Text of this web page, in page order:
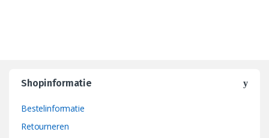
Shopinformatie
Bestelinformatie
Retourneren